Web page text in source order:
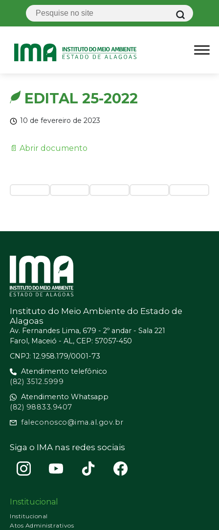
EDITAL 25-2022
10 de fevereiro de 2023
📄 Abrir documento
Instituto do Meio Ambiente do Estado de
Alagoas
Av. Fernandes Lima, 679 - 2º andar - Sala 221
Farol, Maceió - AL, CEP: 57057-450
CNPJ: 12.958.179/0001-73
Atendimento telefônico
(82) 3512.5999
Atendimento Whatsapp
(82) 98833.9407
faleconosco@ima.al.gov.br
Siga o IMA nas redes sociais
Institucional
Institucional
Atos Administrativos